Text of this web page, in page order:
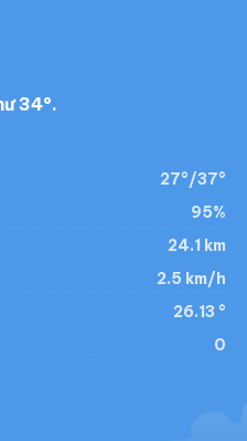
34°.
27°/37°
95%
24.1 km
2.5 km/h
26.13 °
0